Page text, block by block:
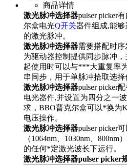
商品详情
激光脉冲选择器pulser picker
尔盒电光Q开关器件组成,能
的激光脉冲。
激光脉冲选择器需要搭配时
为驱动器控制提供同步脉冲
起使用时可以与***大重复率
串同步，用于单脉冲拾取选择
激光脉冲选择器pulser picker
电光器件,并设置为四分之一
求，BBO普克尔盒可以*换为
电压操作。
激光脉冲选择器pulser picker
（1064nm、1030nm、800nm
的任何*定激光波长下运行。
激光脉冲选择器pulser picker